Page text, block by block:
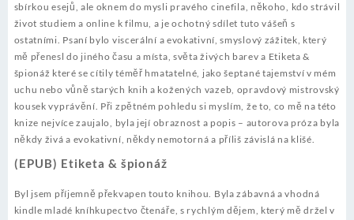
sbírkou esejů, ale oknem do mysli pravého cinefila, někoho, kdo strávil
život studiem a online k filmu, a je ochotný sdílet tuto vášeň s
ostatními. Psaní bylo viscerální a evokativní, smyslový zážitek, který
mě přenesl do jiného času a místa, světa živých barev a Etiketa &
špionáž které se cítily téměř hmatatelné, jako šeptané tajemství v mém
uchu nebo vůně starých knih a kožených vazeb, opravdový mistrovský
kousek vyprávění. Při zpětném pohledu si myslím, že to, co mě na této
knize nejvíce zaujalo, byla její obraznost a popis – autorova próza byla
někdy živá a evokativní, někdy nemotorná a příliš závislá na klišé.
(EPUB) Etiketa & špionáž
Byl jsem příjemně překvapen touto knihou. Byla zábavná a vhodná
kindle mladé kníhkupectvo čtenáře, s rychlým dějem, který mě držel v